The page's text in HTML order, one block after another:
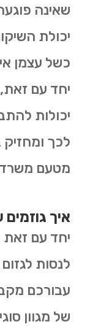
שאינה
יכולת
כשל עצמן
יחד עם זאת,
יכולות
לכך
מטעם
איך
יחד עם זאת
לנסות
עבורכם
של מגוון